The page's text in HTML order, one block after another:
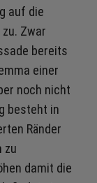
auf die
Zwar
bereits
einer
noch nicht
besteht in
Ränder
zu
damit die